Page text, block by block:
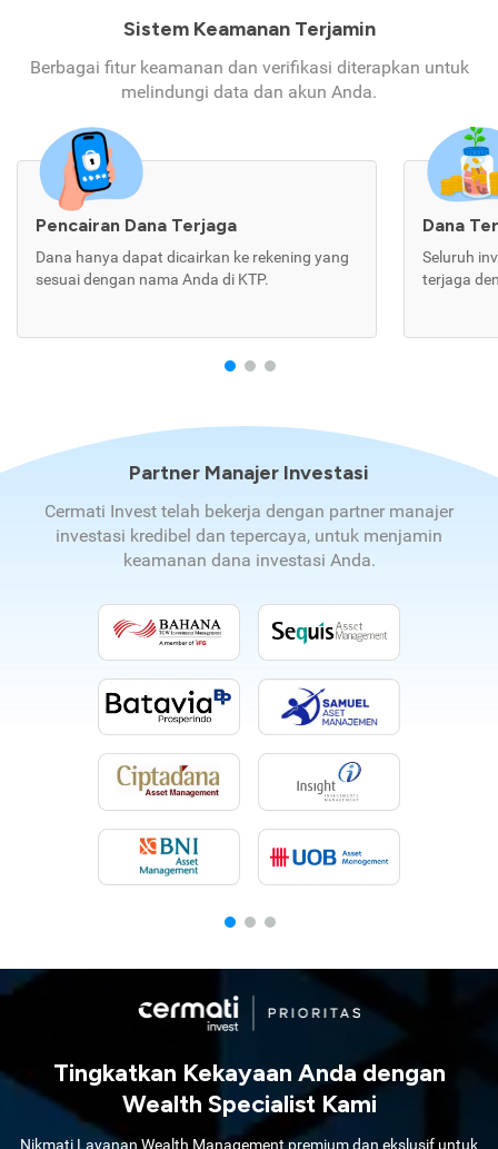
Sistem Keamanan Terjamin
Berbagai fitur keamanan dan verifikasi diterapkan untuk
melindungi data dan akun Anda.
Pencairan Dana Terjaga
Dana hanya dapat dicairkan ke rekening yang
sesuai dengan nama Anda di KTP.
Dana
Seluruh
terjaga
Partner Manajer Investasi
Cermati Invest telah bekerja dengan partner manajer
investasi kredibel dan tepercaya, untuk menjamin
keamanan dana investasi Anda.
Tingkatkan Kekayaan Anda dengan
Wealth Specialist Kami
Nikmati Layanan Wealth Management premium dan ekslusif untuk